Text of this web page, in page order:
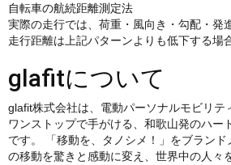
自転車の航続距離測定法
実際の走行では、荷重・風向き・勾配・発
走行距離は上記パターンよりも低下する場
glafitについて
glafit株式会社は、電動パーソナルモビリテ
ワンストップで手がける、和歌山発のハー
です。 「移動を、タノシメ！」をブランド
の移動を驚きと感動に変え、世界中の人々